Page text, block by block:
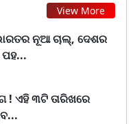
View More
ନୂଆ ଚାଲ୍, ଦେଶର
! ଏହି ୩ଟି ତାରିଖରେ